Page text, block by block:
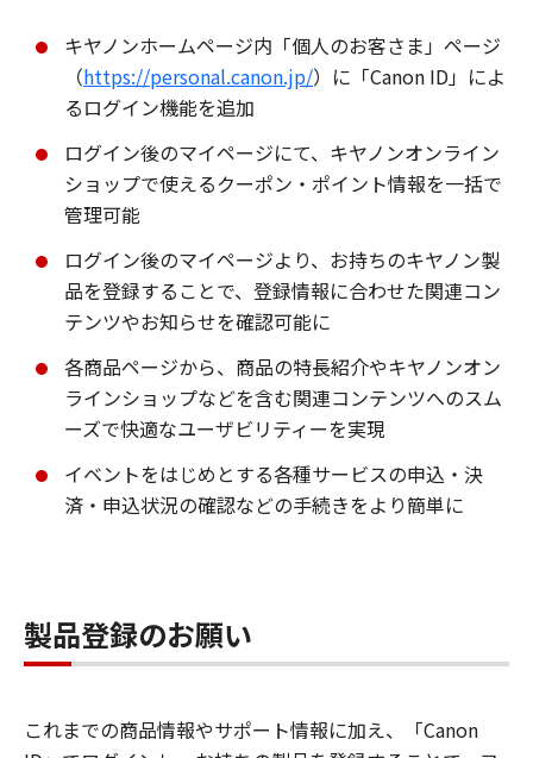
キヤノンホームページ内「個人のお客さま」ページ
（https://personal.canon.jp/）に「Canon ID」によ
るログイン機能を追加
ログイン後のマイページにて、キヤノンオンライン
ショップで使えるクーポン・ポイント情報を一括で
管理可能
ログイン後のマイページより、お持ちのキヤノン製
品を登録することで、登録情報に合わせた関連コン
テンツやお知らせを確認可能に
各商品ページから、商品の特長紹介やキヤノンオン
ラインショップなどを含む関連コンテンツへのスム
ーズで快適なユーザビリティーを実現
イベントをはじめとする各種サービスの申込・決
済・申込状況の確認などの手続きをより簡単に
製品登録のお願い
これまでの商品情報やサポート情報に加え、「Canon